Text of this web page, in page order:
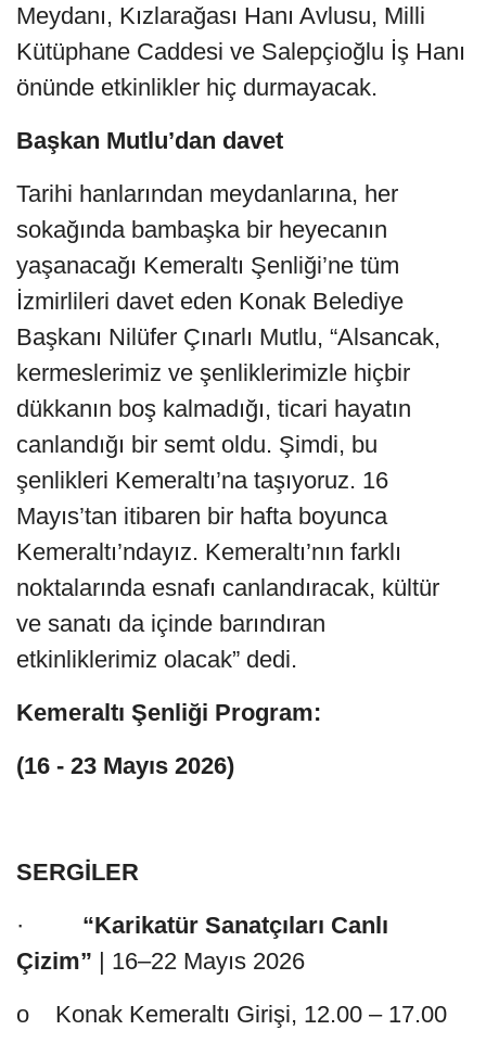
Meydanı, Kızlarağası Hanı Avlusu, Milli
Kütüphane Caddesi ve Salepçioğlu İş Hanı
önünde etkinlikler hiç durmayacak.
Başkan Mutlu’dan davet
Tarihi hanlarından meydanlarına, her
sokağında bambaşka bir heyecanın
yaşanacağı Kemeraltı Şenliği’ne tüm
İzmirlileri davet eden Konak Belediye
Başkanı Nilüfer Çınarlı Mutlu, “Alsancak,
kermeslerimiz ve şenliklerimizle hiçbir
dükkanın boş kalmadığı, ticari hayatın
canlandığı bir semt oldu. Şimdi, bu
şenlikleri Kemeraltı’na taşıyoruz. 16
Mayıs’tan itibaren bir hafta boyunca
Kemeraltı’ndayız. Kemeraltı’nın farklı
noktalarında esnafı canlandıracak, kültür
ve sanatı da içinde barındıran
etkinliklerimiz olacak” dedi.
Kemeraltı Şenliği Program:
(16 - 23 Mayıs 2026)
SERGİLER
· “Karikatür Sanatçıları Canlı
Çizim” | 16–22 Mayıs 2026
o Konak Kemeraltı Girişi, 12.00 – 17.00